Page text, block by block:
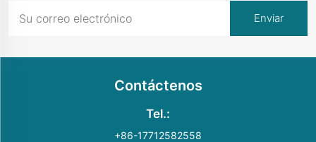
Contáctenos
Tel.:
+86-17712582558